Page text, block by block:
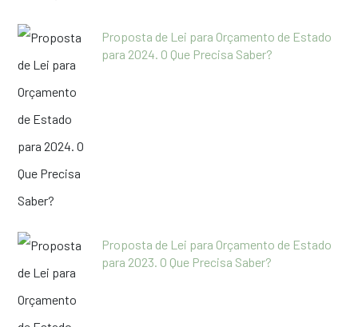
Proposta de Lei para Orçamento de Estado
para 2024. O Que Precisa Saber?
Proposta de Lei para Orçamento de Estado
para 2023. O Que Precisa Saber?